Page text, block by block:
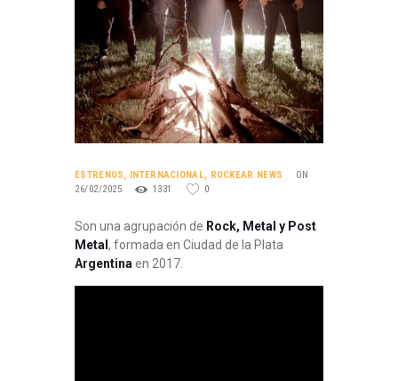
ESTRENOS, INTERNACIONAL, ROCKEAR NEWS
ON
26/02/2025
1331 0
Son una agrupación de Rock, Metal y Post
Metal , formada en Ciudad de la Plata
Argentina en 2017.